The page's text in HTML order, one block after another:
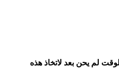
لم يحن بعد لاتخاذ هذه